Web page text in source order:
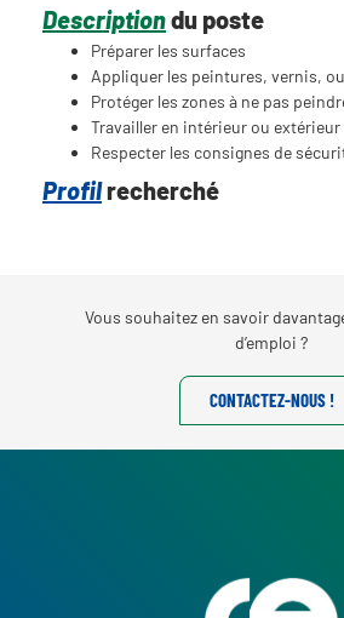
Descriptiondu poste
Préparer les surfaces
Appliquer les peintures, vernis,
Protéger les zones à ne pas
Travailler en intérieur ou extérieur
Respecter les consignes de
Profilrecherché
Vous souhaitez en savoir
d’emploi ?
CONTACTEZ-NOUS !